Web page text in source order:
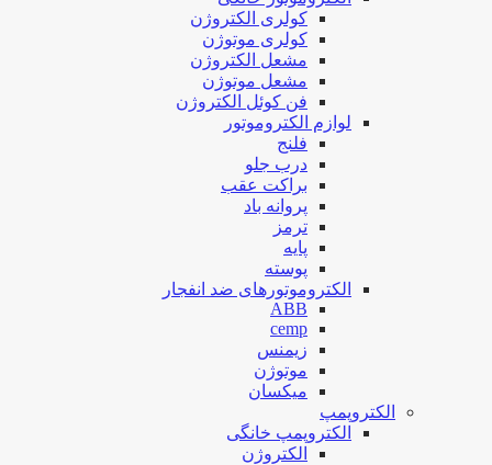
کولری الکتروژن
کولری موتوژن
مشعل الکتروژن
مشعل موتوژن
فن کوئل الکتروژن
لوازم الکتروموتور
فلنج
درب جلو
براکت عقب
پروانه باد
ترمز
پایه
پوسته
الکتروموتورهای ضد انفجار
ABB
cemp
زیمنس
موتوژن
میکسان
الکتروپمپ
الکتروپمپ خانگی
الکتروژن